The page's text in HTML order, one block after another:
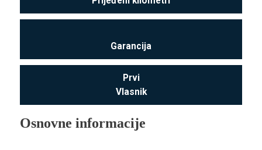
Garancija
Prvi
Vlasnik
Osnovne informacije